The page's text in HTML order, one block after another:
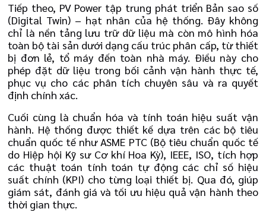
Tiếp theo, PV Power tập trung phát triển Bản sao số
(Digital Twin) – hạt nhân của hệ thống. Đây không
chỉ là nền tảng lưu trữ dữ liệu mà còn mô hình hóa
toàn bộ tài sản dưới dạng cấu trúc phân cấp, từ thiết
bị đơn lẻ, tổ máy đến toàn nhà máy. Điều này cho
phép đặt dữ liệu trong bối cảnh vận hành thực tế,
phục vụ cho các phân tích chuyên sâu và ra quyết
định chính xác.
Cuối cùng là chuẩn hóa và tính toán hiệu suất vận
hành. Hệ thống được thiết kế dựa trên các bộ tiêu
chuẩn quốc tế như ASME PTC (Bộ tiêu chuẩn quốc tế
do Hiệp hội Kỹ sư Cơ khí Hoa Kỳ), IEEE, ISO, tích hợp
các thuật toán tính toán tự động các chỉ số hiệu
suất chính (KPI) cho từng loại thiết bị. Qua đó, giúp
giám sát, đánh giá và tối ưu hiệu quả vận hành theo
thời gian thực.